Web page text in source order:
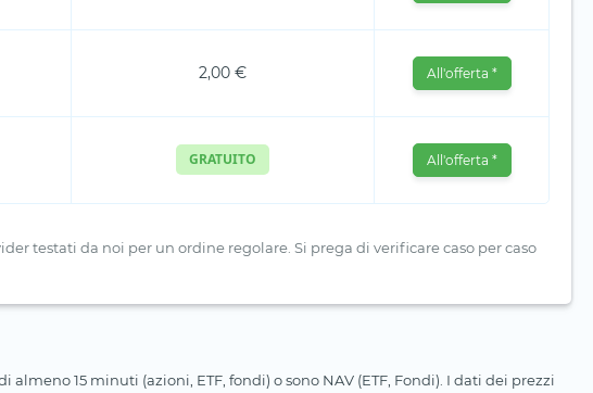
2,00 € All'offerta *
GRATUITO All'offerta *
testati da noi per un ordine regolare. Si prega di verificare caso per caso
15 minuti (azioni, ETF, fondi) o sono NAV (ETF, Fondi). I dati dei prezzi